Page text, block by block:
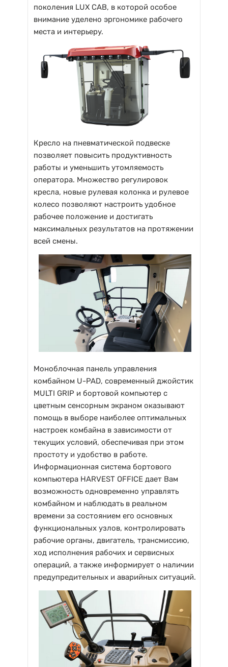
поколения LUX CAB, в которой особое
внимание уделено эргономике рабочего
места и интерьеру.
Кресло на пневматической подвеске
позволяет повысить продуктивность
работы и уменьшить утомляемость
оператора. Множество регулировок
кресла, новые рулевая колонка и рулевое
колесо позволяют настроить удобное
рабочее положение и достигать
максимальных результатов на протяжении
всей смены.
Моноблочная панель управления
комбайном U-PAD, современный джойстик
MULTI GRIP и бортовой компьютер с
цветным сенсорным экраном оказывают
помощь в выборе наиболее оптимальных
настроек комбайна в зависимости от
текущих условий, обеспечивая при этом
простоту и удобство в работе.
Информационная система бортового
компьютера HARVEST OFFICE дает Вам
возможность одновременно управлять
комбайном и наблюдать в реальном
времени за состоянием его основных
функциональных узлов, контролировать
рабочие органы, двигатель, трансмиссию,
ход исполнения рабочих и сервисных
операций, а также информирует о наличии
предупредительных и аварийных ситуаций.